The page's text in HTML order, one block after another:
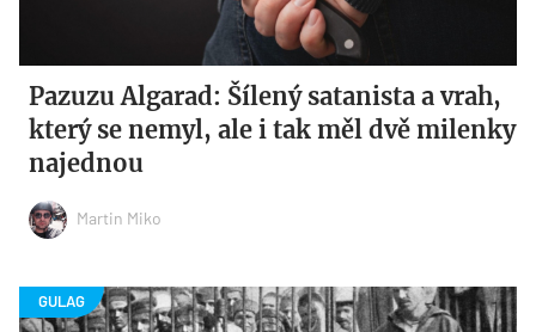
Pazuzu Algarad: Šílený satanista a vrah,
který se nemyl, ale i tak měl dvě milenky
najednou
Martin Miko